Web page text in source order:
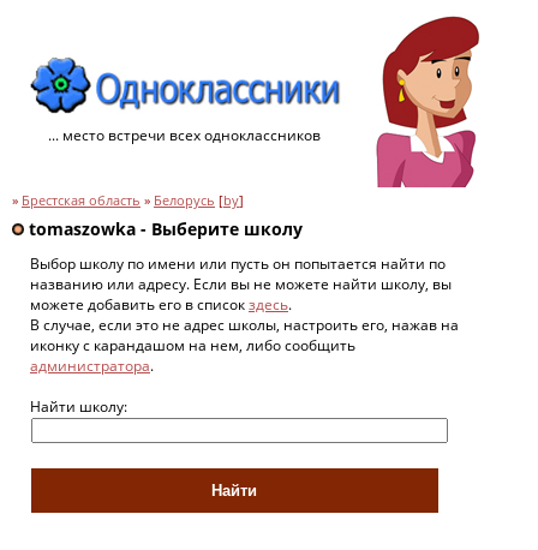
... место встречи всех одноклассников
» Брестская область » Белорусь [by]
tomaszowka - Выберите школу
Выбор школу по имени или пусть он попытается найти по
названию или адресу. Если вы не можете найти школу, вы
можете добавить его в списокздесь.
В случае, если это не адрес школы, настроить его, нажав на
иконку с карандашом на нем, либо сообщить
администратора.
Найти школу: